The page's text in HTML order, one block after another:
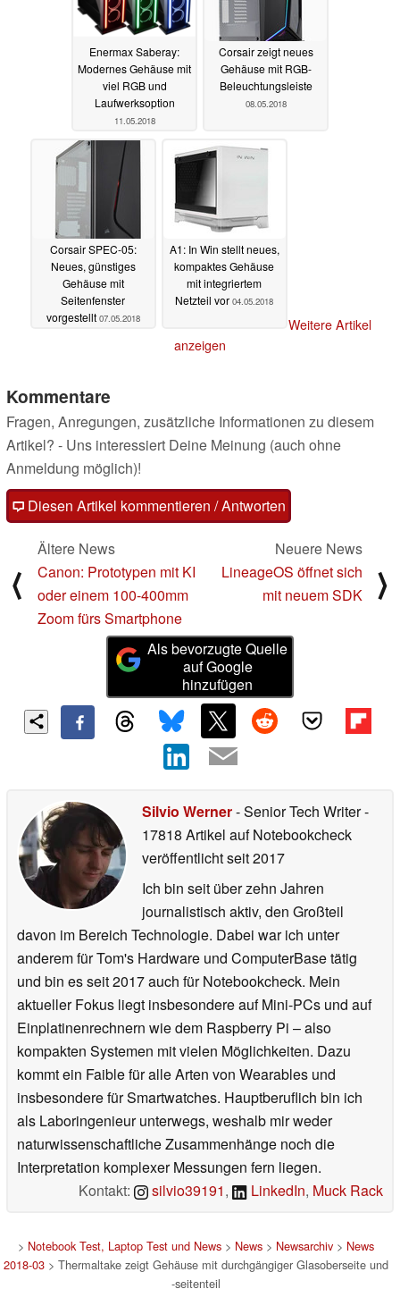
Enermax Saberay:
Modernes Gehäuse mit
viel RGB und
Laufwerksoption
11.05.2018
Corsair zeigt neues
Gehäuse mit RGB-
Beleuchtungsleiste
08.05.2018
Corsair SPEC-05:
Neues, günstiges
Gehäuse mit
Seitenfenster
vorgestellt 07.05.2018
A1: In Win stellt neues,
kompaktes Gehäuse
mit integriertem
Netzteil vor 04.05.2018
Weitere Artikel
anzeigen
Kommentare
Fragen, Anregungen, zusätzliche Informationen zu diesem
Artikel? - Uns interessiert Deine Meinung (auch ohne
Anmeldung möglich)!
Diesen Artikel kommentieren / Antworten
⟨
Ältere News
Canon: Prototypen mit KI
oder einem 100-400mm
Zoom fürs Smartphone
Neuere News
LineageOS öffnet sich
mit neuem SDK
⟩
Als bevorzugte Quelle
auf Google
hinzufügen
Silvio Werner- Senior Tech Writer-
17818 Artikel auf Notebookcheck
veröffentlichtseit 2017
Ich bin seit über zehn Jahren
journalistisch aktiv, den Großteil
davon im Bereich Technologie. Dabei war ich unter
anderem für Tom's Hardware und ComputerBase tätig
und bin es seit 2017 auch für Notebookcheck. Mein
aktueller Fokus liegt insbesondere auf Mini-PCs und auf
Einplatinenrechnern wie dem Raspberry Pi – also
kompakten Systemen mit vielen Möglichkeiten. Dazu
kommt ein Faible für alle Arten von Wearables und
insbesondere für Smartwatches. Hauptberuflich bin ich
als Laboringenieur unterwegs, weshalb mir weder
naturwissenschaftliche Zusammenhänge noch die
Interpretation komplexer Messungen fern liegen.
Kontakt:
silvio39191, LinkedIn, Muck Rack
> Notebook Test, Laptop Test und News> News> Newsarchiv> News
2018-03> Thermaltake zeigt Gehäuse mit durchgängiger Glasoberseite und
-seitenteil